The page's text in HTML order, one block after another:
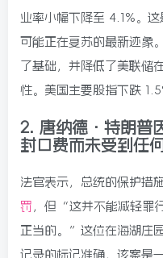
业率小幅下降至 4.1%。
可能正在复苏的最新迹象
了基础，并降低了美联储
性。美国主要股指下跌
2. 唐纳德·特朗普
封口费而未受到任
法官表示，总统的保护措
罚 ，但“这并不能减轻罪
正当的。”这位在海湖庄
记录的标记准确，该案是